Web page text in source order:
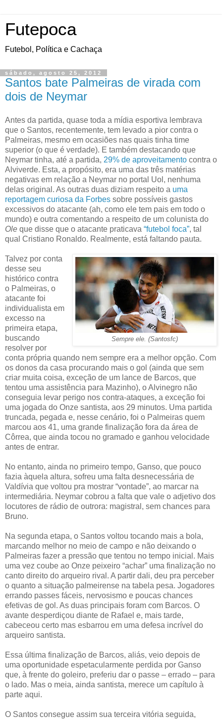
Futepoca
Futebol, Política e Cachaça
sábado, agosto 25, 2012
Santos bate Palmeiras de virada com
dois de Neymar
Antes da partida, quase toda a mídia esportiva lembrava
que o Santos, recentemente, tem levado a pior contra o
Palmeiras, mesmo em ocasiões nas quais tinha time
superior (o que é verdade). E também destacando que
Neymar tinha, até a partida, 29% de aproveitamento contra o
Alviverde. Esta, a propósito, era uma das três matérias
negativas em relação a Neymar no portal Uol, nenhuma
delas original. As outras duas diziam respeito a uma
reportagem curiosa da Forbes sobre possíveis gastos
excessivos do atacante (ah, como ele tem pais em todo o
mundo) e outra comentando a respeito de um colunista do
Ole que disse que o atacante praticava “futebol foca”, tal
qual Cristiano Ronaldo. Realmente, está faltando pauta.
Sempre ele. (Santosfc)
Talvez por conta
desse seu
histórico contra
o Palmeiras, o
atacante foi
individualista em
excesso na
primeira etapa,
buscando
resolver por
conta própria quando nem sempre era a melhor opção. Com
os donos da casa procurando mais o gol (ainda que sem
criar muita coisa, exceção de um lance de Barcos, que
tentou uma assistência para Mazinho), o Alvinegro não
conseguia levar perigo nos contra-ataques, a exceção foi
uma jogada do Onze santista, aos 29 minutos. Uma partida
truncada, pegada e, nesse cenário, foi o Palmeiras quem
marcou aos 41, uma grande finalização fora da área de
Côrrea, que ainda tocou no gramado e ganhou velocidade
antes de entrar.
No entanto, ainda no primeiro tempo, Ganso, que pouco
fazia àquela altura, sofreu uma falta desnecessária de
Valdívia que voltou pra mostrar “vontade”, ao marcar na
intermediária. Neymar cobrou a falta que vale o adjetivo dos
locutores de rádio de outrora: magistral, sem chances para
Bruno.
Na segunda etapa, o Santos voltou tocando mais a bola,
marcando melhor no meio de campo e não deixando o
Palmeiras fazer a pressão que tentou no tempo inicial. Mais
uma vez coube ao Onze peixeiro “achar” uma finalização no
canto direito do arqueiro rival. A partir dali, deu pra perceber
o quanto a situação palmeirense na tabela pesa. Jogadores
errando passes fáceis, nervosismo e poucas chances
efetivas de gol. As duas principais foram com Barcos. O
avante desperdiçou diante de Rafael e, mais tarde,
cabeceou certo mas esbarrou em uma defesa incrível do
arqueiro santista.
Essa última finalização de Barcos, aliás, veio depois de
uma oportunidade espetacularmente perdida por Ganso
que, à frente do goleiro, preferiu dar o passe – errado – para
o lado. Mas o meia, ainda santista, merece um capítulo à
parte aqui.
O Santos consegue assim sua terceira vitória seguida,